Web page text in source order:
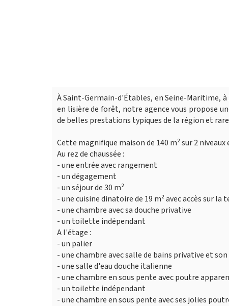
À Saint-Germain-d'Étables, en Seine-Maritime,
en lisière de forêt, notre agence vous propose
de belles prestations typiques de la région et
Cette magnifique maison de 140 m² sur 2 niveaux
Au rez de chaussée :
- une entrée avec rangement
- un dégagement
- un séjour de 30 m²
- une cuisine dinatoire de 19 m² avec accès sur la
- une chambre avec sa douche privative
- un toilette indépendant
A l'étage :
- un palier
- une chambre avec salle de bains privative et
- une salle d'eau douche italienne
- une chambre en sous pente avec poutre
- un toilette indépendant
- une chambre en sous pente avec ses jolies